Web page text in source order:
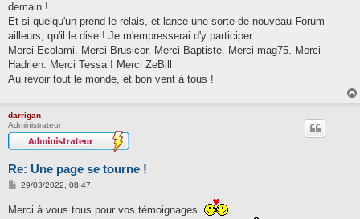
demain !
Et si quelqu'un prend le relais, et lance une sorte de nouveau Forum
ailleurs, qu'il le dise ! Je m'empresserai d'y participer.
Merci Ecolami. Merci Brusicor. Merci Baptiste. Merci mag75. Merci
Hadrien. Merci Tessa ! Merci ZeBill
Au revoir tout le monde, et bon vent à tous !
darrigan
Administrateur
Re: Une page se tourne !
M
s
29/03/2022, 08:47
Merci à vous tous pour vos témoignages.